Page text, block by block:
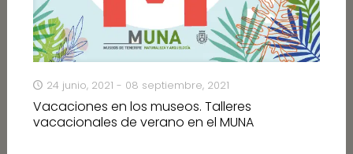
24 junio, 2021 - 08 septiembre, 2021
Vacaciones en los museos. Talleres
vacacionales de verano en el MUNA